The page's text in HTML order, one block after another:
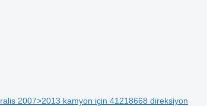
2007>2013 kamyon için 41218668 direksiyon